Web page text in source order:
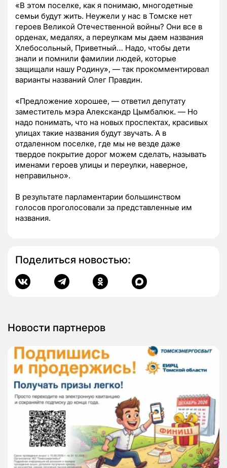
«В этом поселке, как я понимаю, многодетные
семьи будут жить. Неужели у нас в Томске нет
героев Великой Отечественной войны? Они все в
орденах, медалях, а переулкам мы даем названия
Хлебосольный, Приветный… Надо, чтобы дети
знали и помнили фамилии людей, которые
защищали нашу Родину», — так прокомментировал
варианты названий Олег Правдин.
«Предложение хорошее, — ответил депутату
заместитель мэра Алекскандр Цымбалюк. — Но
надо понимать, что на новых проспектах, красивых
улицах такие названия будут звучать. А в
отдаленном поселке, где мы не везде даже
твердое покрытие дорог можем сделать, называть
именами героев улицы и переулки, наверное,
неправильно».
В результате парламентарии большинством
голосов проголосовали за представленные им
названия.
Поделиться новостью:
Новости партнеров